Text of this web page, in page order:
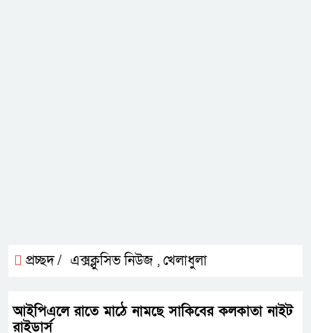
প্রচ্ছদ / এক্সক্লুসিভ নিউজ , খেলাধুলা
আইপিএলে রাতে মাঠে নামছে সাকিবের কলকাতা নাইট
রাইডার্স